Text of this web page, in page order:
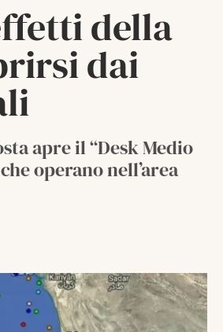
della
dai
apre il “Desk Medio
operano nell’area